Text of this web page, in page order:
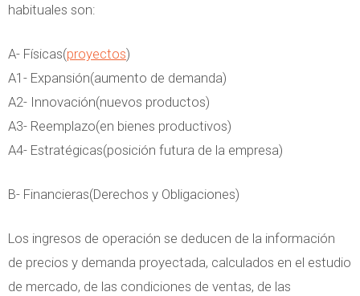
habituales son:
A- Físicas(proyectos)
A1- Expansión(aumento de demanda)
A2- Innovación(nuevos productos)
A3- Reemplazo(en bienes productivos)
A4- Estratégicas(posición futura de la empresa)
B- Financieras(Derechos y Obligaciones)
Los ingresos de operación se deducen de la información
de precios y demanda proyectada, calculados en el estudio
de mercado, de las condiciones de ventas, de las